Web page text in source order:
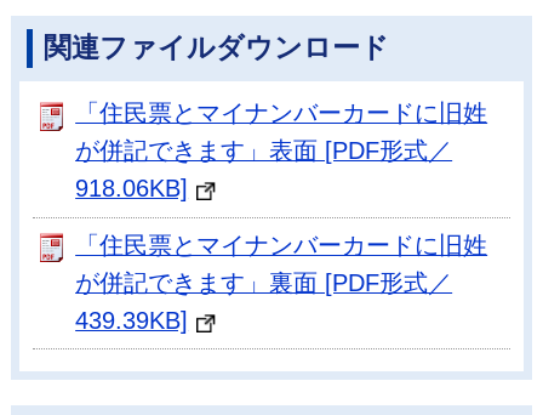
関連ファイルダウンロード
「住民票とマイナンバーカードに旧姓
が併記できます」表面 [PDF形式／
918.06KB]
「住民票とマイナンバーカードに旧姓
が併記できます」裏面 [PDF形式／
439.39KB]